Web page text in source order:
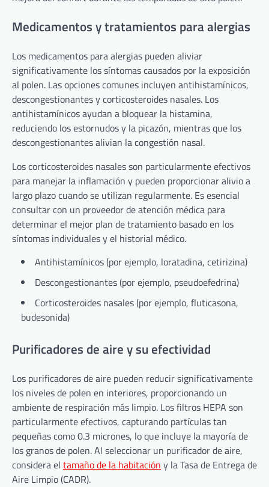
Medicamentos y tratamientos para alergias
Los medicamentos para alergias pueden aliviar
significativamente los síntomas causados por la exposición
al polen. Las opciones comunes incluyen antihistamínicos,
descongestionantes y corticosteroides nasales. Los
antihistamínicos ayudan a bloquear la histamina,
reduciendo los estornudos y la picazón, mientras que los
descongestionantes alivian la congestión nasal.
Los corticosteroides nasales son particularmente efectivos
para manejar la inflamación y pueden proporcionar alivio a
largo plazo cuando se utilizan regularmente. Es esencial
consultar con un proveedor de atención médica para
determinar el mejor plan de tratamiento basado en los
síntomas individuales y el historial médico.
Antihistamínicos (por ejemplo, loratadina, cetirizina)
Descongestionantes (por ejemplo, pseudoefedrina)
Corticosteroides nasales (por ejemplo, fluticasona,
budesonida)
Purificadores de aire y su efectividad
Los purificadores de aire pueden reducir significativamente
los niveles de polen en interiores, proporcionando un
ambiente de respiración más limpio. Los filtros HEPA son
particularmente efectivos, capturando partículas tan
pequeñas como 0.3 micrones, lo que incluye la mayoría de
los granos de polen. Al seleccionar un purificador de aire,
considera el tamaño de la habitación y la Tasa de Entrega de
Aire Limpio (CADR).